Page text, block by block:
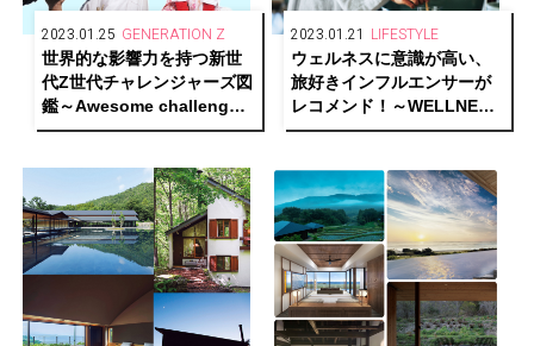
2023.01.25 GENERATION Z
世界的な影響力を持つ新世
代Z世代チャレンジャーズ図
鑑～Awesome challengers
of generationZ！～Part.2
2023.01.21 LIFESTYLE
ウェルネスに意識が高い、
旅好きインフルエンサーが
レコメンド！～WELLNESS
PERSON SELECTIONS～
AWARDS 2022 1/2】